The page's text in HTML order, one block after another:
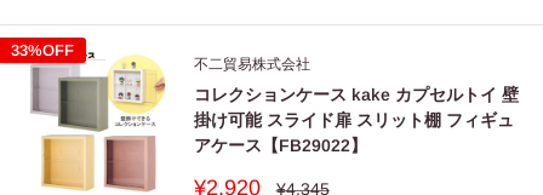
価
格
33%OFF
不二貿易株式会社
コレクションケース kake カプセルトイ 壁
掛け可能 スライド扉 スリット棚 フィギュ
アケース【FB29022】
販
¥2,920
通
¥4,345